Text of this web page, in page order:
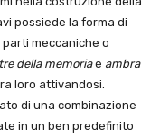
possiede la forma di
meccaniche o
della memoriae ambra
loro attivandosi.
di una combinazione
in un ben predefinito